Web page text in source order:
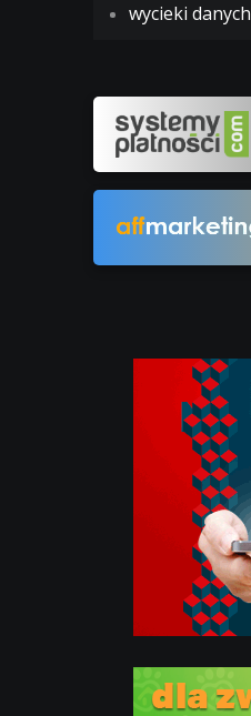
wycieki danych